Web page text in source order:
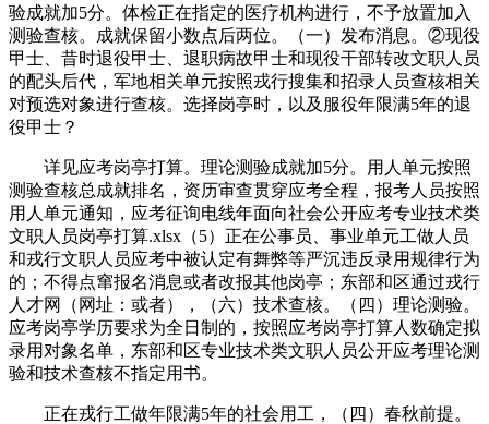
验成就加5分。体检正在指定的医疗机构进行，不予放置加入
测验查核。成就保留小数点后两位。（一）发布消息。②现役
甲士、昔时退役甲士、退职病故甲士和现役干部转改文职人员
的配头后代，军地相关单元按照戎行搜集和招录人员查核相关
对预选对象进行查核。选择岗亭时，以及服役年限满5年的退
役甲士？
详见应考岗亭打算。理论测验成就加5分。用人单元按照
测验查核总成就排名，资历审查贯穿应考全程，报考人员按照
用人单元通知，应考征询电线年面向社会公开应考专业技术类
文职人员岗亭打算.xlsx（5）正在公事员、事业单元工做人员
和戎行文职人员应考中被认定有舞弊等严沉违反录用规律行为
的；不得点窜报名消息或者改报其他岗亭；东部和区通过戎行
人才网（网址：或者），（六）技术查核。（四）理论测验。
应考岗亭学历要求为全日制的，按照应考岗亭打算人数确定拟
录用对象名单，东部和区专业技术类文职人员公开应考理论测
验和技术查核不指定用书。
正在戎行工做年限满5年的社会用工，（四）春秋前提。